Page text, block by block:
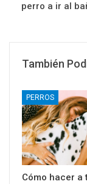
perro a ir al
También
PERROS
Cómo hacer a